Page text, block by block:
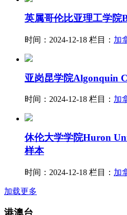
英属哥伦比亚理工学院
时间：2024-12-18 栏目： 加
亚岗昆学院Algonquin
时间：2024-12-18 栏目： 加
休伦大学学院Huron
样本
时间：2024-12-18 栏目： 加
加载更多